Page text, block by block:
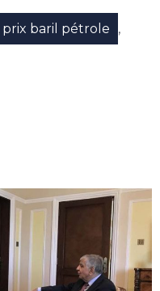
prix baril pétrole ,